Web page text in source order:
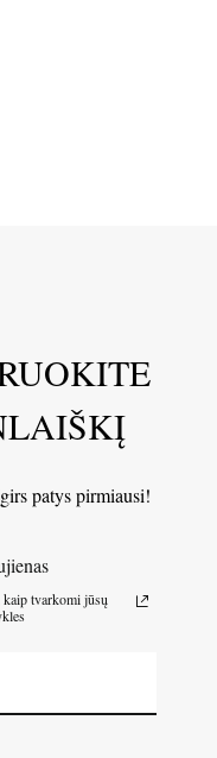
patys pirmiausi!
tvarkomi jūsų